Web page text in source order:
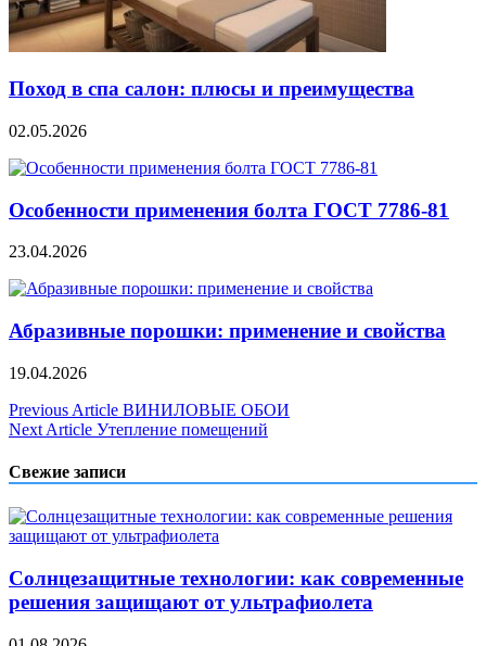
Поход в спа салон: плюсы и преимущества
02.05.2026
Особенности применения болта ГОСТ 7786-81
23.04.2026
Абразивные порошки: применение и свойства
19.04.2026
Навигация
по
записям
Previous Article ВИНИЛОВЫЕ ОБОИ
Next Article Утепление помещений
Свежие записи
Солнцезащитные технологии: как современные
решения защищают от ультрафиолета